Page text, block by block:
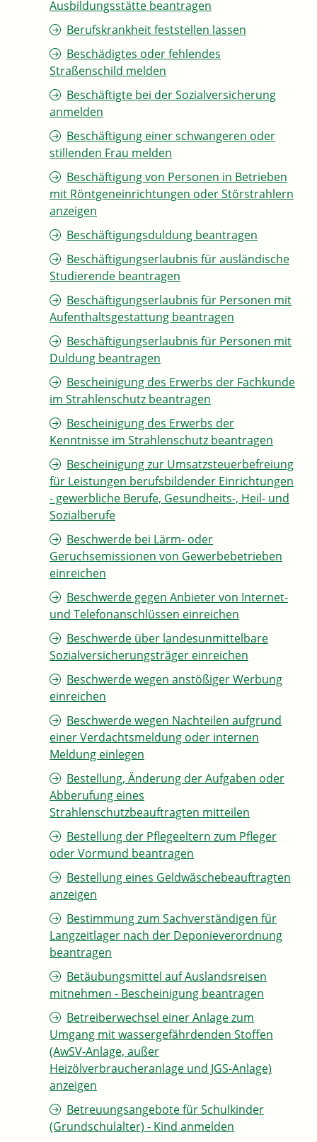
Ausbildungsstätte beantragen
Berufskrankheit feststellen lassen
Beschädigtes oder fehlendes
Straßenschild melden
Beschäftigte bei der Sozialversicherung
anmelden
Beschäftigung einer schwangeren oder
stillenden Frau melden
Beschäftigung von Personen in Betrieben
mit Röntgeneinrichtungen oder Störstrahlern
anzeigen
Beschäftigungsduldung beantragen
Beschäftigungserlaubnis für ausländische
Studierende beantragen
Beschäftigungserlaubnis für Personen mit
Aufenthaltsgestattung beantragen
Beschäftigungserlaubnis für Personen mit
Duldung beantragen
Bescheinigung des Erwerbs der Fachkunde
im Strahlenschutz beantragen
Bescheinigung des Erwerbs der
Kenntnisse im Strahlenschutz beantragen
Bescheinigung zur Umsatzsteuerbefreiung
für Leistungen berufsbildender Einrichtungen
- gewerbliche Berufe, Gesundheits-, Heil- und
Sozialberufe
Beschwerde bei Lärm- oder
Geruchsemissionen von Gewerbebetrieben
einreichen
Beschwerde gegen Anbieter von Internet-
und Telefonanschlüssen einreichen
Beschwerde über landesunmittelbare
Sozialversicherungsträger einreichen
Beschwerde wegen anstößiger Werbung
einreichen
Beschwerde wegen Nachteilen aufgrund
einer Verdachtsmeldung oder internen
Meldung einlegen
Bestellung, Änderung der Aufgaben oder
Abberufung eines
Strahlenschutzbeauftragten mitteilen
Bestellung der Pflegeeltern zum Pfleger
oder Vormund beantragen
Bestellung eines Geldwäschebeauftragten
anzeigen
Bestimmung zum Sachverständigen für
Langzeitlager nach der Deponieverordnung
beantragen
Betäubungsmittel auf Auslandsreisen
mitnehmen - Bescheinigung beantragen
Betreiberwechsel einer Anlage zum
Umgang mit wassergefährdenden Stoffen
(AwSV-Anlage, außer
Heizölverbraucheranlage und JGS-Anlage)
anzeigen
Betreuungsangebote für Schulkinder
(Grundschulalter) - Kind anmelden